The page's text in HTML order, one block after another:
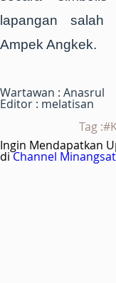
lapangan salah
Ampek Angkek.
Wartawan : Anasrul
Editor : melatisan
Tag
Ingin Mendapatkan
diChannel